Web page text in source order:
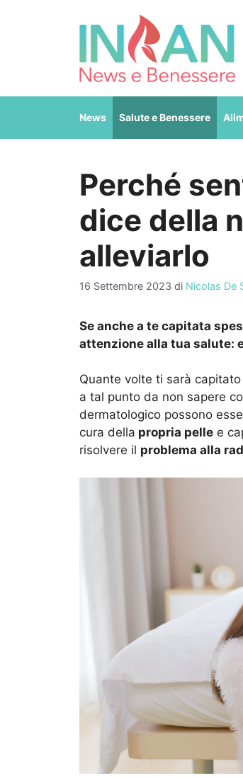
News Salute e Benessere
Perché
dice della
alleviarlo
16 Settembre 2023 di Nicolas De
Se anche a te capitata
attenzione alla tua salute:
Quante volte ti sarà
a tal punto da non sapere
dermatologico possono
cura della propria pelle e
risolvere il problema alla